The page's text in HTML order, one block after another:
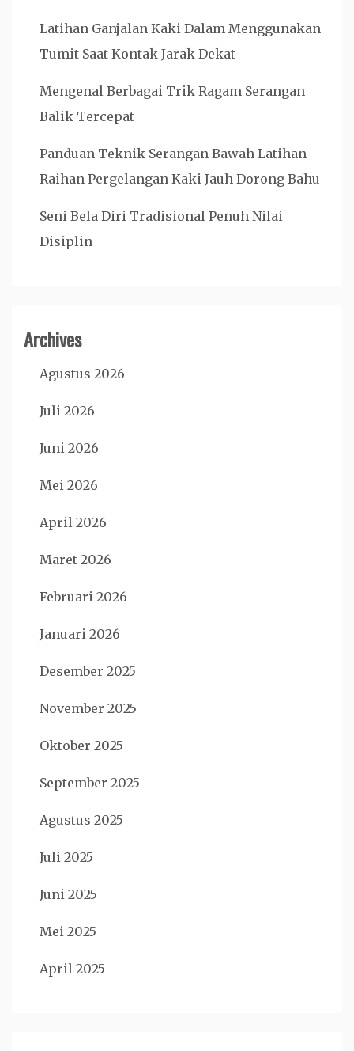
Latihan Ganjalan Kaki Dalam Menggunakan
Tumit Saat Kontak Jarak Dekat
Mengenal Berbagai Trik Ragam Serangan
Balik Tercepat
Panduan Teknik Serangan Bawah Latihan
Raihan Pergelangan Kaki Jauh Dorong Bahu
Seni Bela Diri Tradisional Penuh Nilai
Disiplin
Archives
Agustus 2026
Juli 2026
Juni 2026
Mei 2026
April 2026
Maret 2026
Februari 2026
Januari 2026
Desember 2025
November 2025
Oktober 2025
September 2025
Agustus 2025
Juli 2025
Juni 2025
Mei 2025
April 2025